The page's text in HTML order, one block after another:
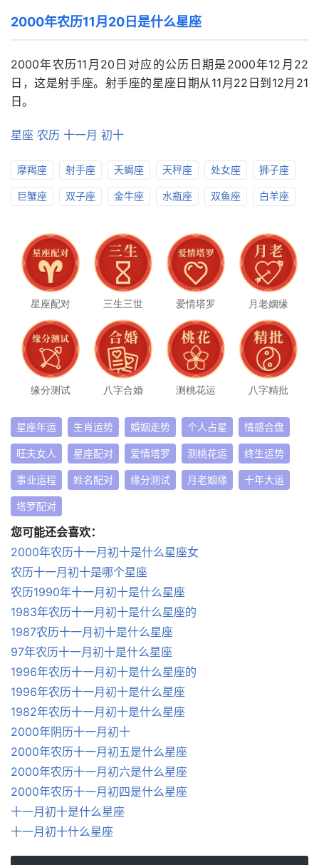
2000年农历11月20日是什么星座
2000年农历11月20日对应的公历日期是2000年12月22
日，这是射手座。射手座的星座日期从11月22日到12月21
日。
星座 农历 十一月 初十
摩羯座 射手座 天蝎座 天秤座 处女座 狮子座
巨蟹座 双子座 金牛座 水瓶座 双鱼座 白羊座
星座配对 三生三世 爱情塔罗 月老姻缘
缘分测试 八字合婚 测桃花运 八字精批
星座年运 生肖运势 婚姻走势 个人占星 情感合盘
旺夫女人 星座配对 爱情塔罗 测桃花运 终生运势
事业运程 姓名配对 缘分测试 月老姻缘 十年大运
塔罗配对
您可能还会喜欢：
2000年农历十一月初十是什么星座女
农历十一月初十是哪个星座
农历1990年十一月初十是什么星座
1983年农历十一月初十是什么星座的
1987农历十一月初十是什么星座
97年农历十一月初十是什么星座
1996年农历十一月初十是什么星座的
1996年农历十一月初十是什么星座
1982年农历十一月初十是什么星座
2000年阴历十一月初十
2000年农历十一月初五是什么星座
2000年农历十一月初六是什么星座
2000年农历十一月初四是什么星座
十一月初十是什么星座
十一月初十什么星座